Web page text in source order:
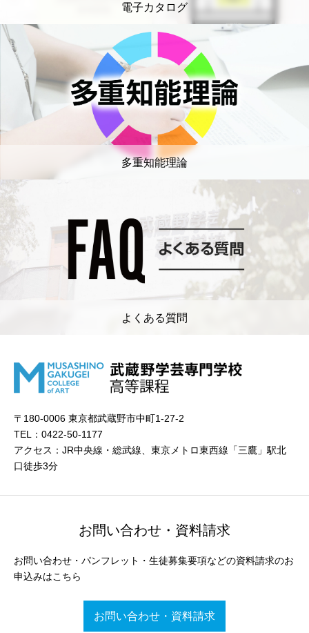
電子カタログ
多重知能理論
よくある質問
〒180-0006 東京都武蔵野市中町1-27-2
TEL：0422-50-1177
アクセス：JR中央線・総武線、東京メトロ東西線「三鷹」駅北
口徒歩3分
お問い合わせ・資料請求
お問い合わせ・パンフレット・生徒募集要項などの資料請求のお
申込みはこちら
お問い合わせ・資料請求